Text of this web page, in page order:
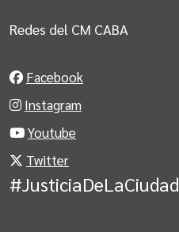
Redes del CM CABA
Facebook
Instagram
Youtube
Twitter
#JusticiaDeLaCiudad